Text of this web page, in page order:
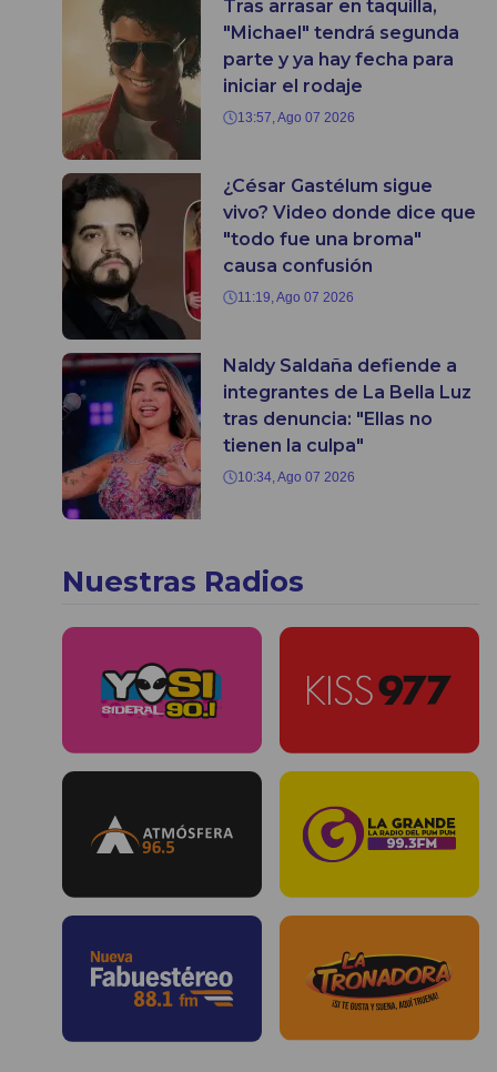
Tras arrasar en taquilla,
"Michael" tendrá segunda
parte y ya hay fecha para
iniciar el rodaje
13:57, Ago 07 2026
¿César Gastélum sigue
vivo? Video donde dice que
"todo fue una broma"
causa confusión
11:19, Ago 07 2026
Naldy Saldaña defiende a
integrantes de La Bella Luz
tras denuncia: "Ellas no
tienen la culpa"
10:34, Ago 07 2026
Nuestras Radios